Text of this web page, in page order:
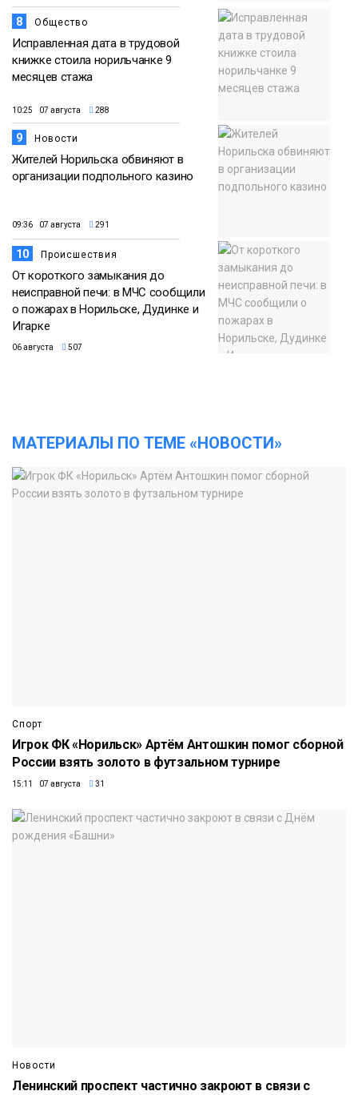
8 Общество
Исправленная дата в трудовой
книжке стоила норильчанке 9
месяцев стажа
10:25 07 августа 288
9 Новости
Жителей Норильска обвиняют в
организации подпольного казино
09:36 07 августа 291
10 Происшествия
От короткого замыкания до
неисправной печи: в МЧС сообщили
о пожарах в Норильске, Дудинке и
Игарке
06 августа 507
МАТЕРИАЛЫ ПО ТЕМЕ «НОВОСТИ»
Спорт
Игрок ФК «Норильск» Артём Антошкин помог сборной
России взять золото в футзальном турнире
15:11 07 августа 31
Новости
Ленинский проспект частично закроют в связи с